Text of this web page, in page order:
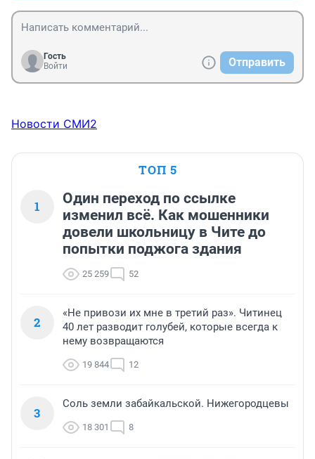
Гость
Войти
Отправить
Новости СМИ2
ТОП 5
1
Один переход по ссылке
изменил всё. Как мошенники
довели школьницу в Чите до
попытки поджога здания
25 259 52
2
«Не привози их мне в третий раз». Читинец
40 лет разводит голубей, которые всегда к
нему возвращаются
19 844 12
3
Соль земли забайкальской. Нижегородцевы
18 301 8